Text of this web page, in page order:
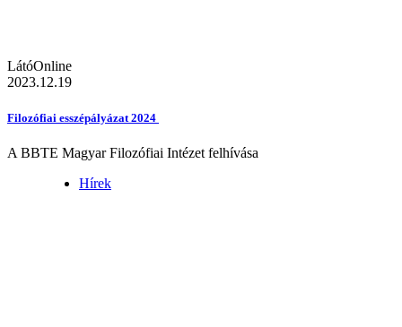
LátóOnline
2023.12.19
Filozófiai esszépályázat 2024
A BBTE Magyar Filozófiai Intézet felhívása
Hírek